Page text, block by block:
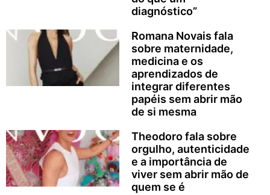
diagnóstico”
Romana Novais fala
sobre maternidade,
medicina e os
aprendizados de
integrar diferentes
papéis sem abrir mão
de si mesma
Theodoro fala sobre
orgulho, autenticidade
e a importância de
viver sem abrir mão de
quem se é